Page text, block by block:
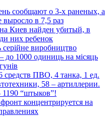
сообщают о 3-х раненых, а
выросло в 7,5 раз
Киев найден убитый, в
них ребенок
виробництво
1000 одиниць на місяць
ПВО, 4 танка, 1 ед.
58 – артиллерии.
“штыков”!
концентрируется на